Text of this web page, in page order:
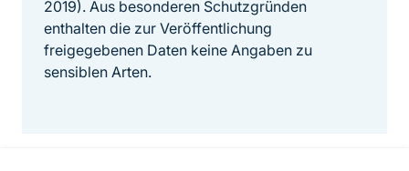
2019). Aus besonderen Schutzgründen
enthalten die zur Veröffentlichung
freigegebenen Daten keine Angaben zu
sensiblen Arten.